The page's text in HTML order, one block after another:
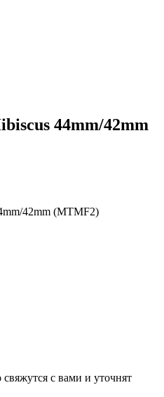
44mm/42mm
42mm (MTMF2)
с вами и уточнят